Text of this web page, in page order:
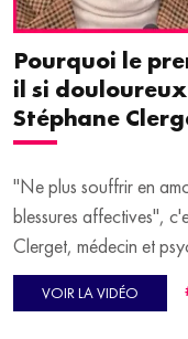
Pourquoi le
il si
Stéphane
"Ne plus souffrir en
blessures affectives",
Clerget, médecin et
l'Éducation", il explique
aussi douloureux. Il
VOIR LA VIDÉO